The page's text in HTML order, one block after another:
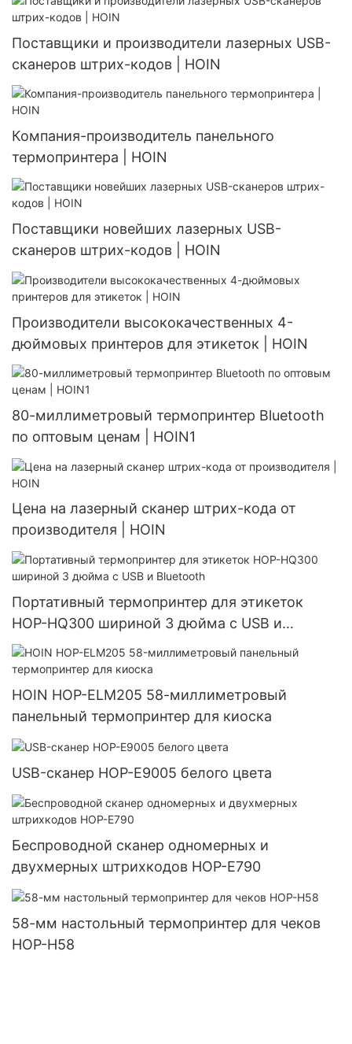
Поставщики и производители лазерных USB-
сканеров штрих-кодов | HOIN
Компания-производитель панельного
термопринтера | HOIN
Поставщики новейших лазерных USB-
сканеров штрих-кодов | HOIN
Производители высококачественных 4-
дюймовых принтеров для этикеток | HOIN
80-миллиметровый термопринтер Bluetooth
по оптовым ценам | HOIN1
Цена на лазерный сканер штрих-кода от
производителя | HOIN
Портативный термопринтер для этикеток
HOP-HQ300 шириной 3 дюйма с USB и
Bluetooth
HOIN HOP-ELM205 58-миллиметровый
панельный термопринтер для киоска
USB-сканер HOP-E9005 белого цвета
Беспроводной сканер одномерных и
двухмерных штрихкодов HOP-E790
58-мм настольный термопринтер для чеков
HOP-H58